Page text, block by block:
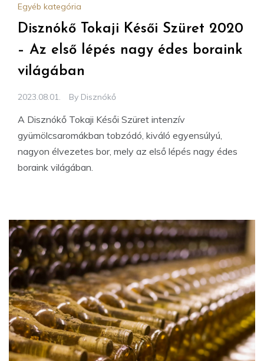
Egyéb kategória
Disznókő Tokaji Késői Szüret 2020
– Az első lépés nagy édes boraink
világában
2023.08.01. By Disznókő
A Disznókő Tokaji Késői Szüret intenzív
gyümölcsaromákban tobzódó, kiváló egyensúlyú,
nagyon élvezetes bor, mely az első lépés nagy édes
boraink világában.